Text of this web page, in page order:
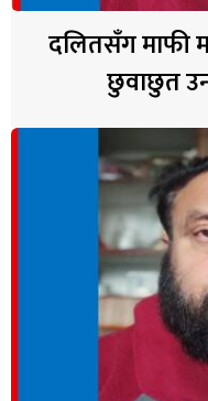
दलितसँग माफी
छुवाछुत